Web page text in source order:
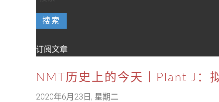
搜索
订阅文章
NMT历史上的今天丨Plant J：
2020年6月23日, 星期二